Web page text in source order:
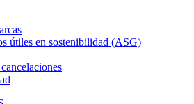
útiles en sostenibilidad (ASG)